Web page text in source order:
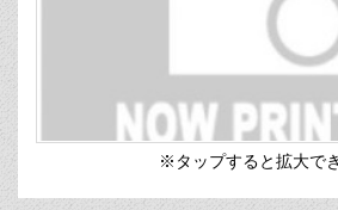
※タップすると拡大で